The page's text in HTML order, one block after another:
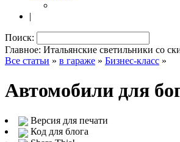
|
Поиск:
Главное: Итальянские светильники со
Все статьи » в гараже » Бизнес-класс »
Автомобили для
Версия для печати
Код для блога